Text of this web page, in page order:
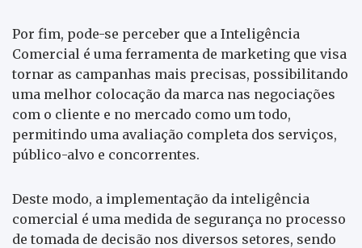
Por fim, pode-se perceber que a Inteligência
Comercial é uma ferramenta de marketing que visa
tornar as campanhas mais precisas, possibilitando
uma melhor colocação da marca nas negociações
com o cliente e no mercado como um todo,
permitindo uma avaliação completa dos serviços,
público-alvo e concorrentes.
Deste modo, a implementação da inteligência
comercial é uma medida de segurança no processo
de tomada de decisão nos diversos setores, sendo